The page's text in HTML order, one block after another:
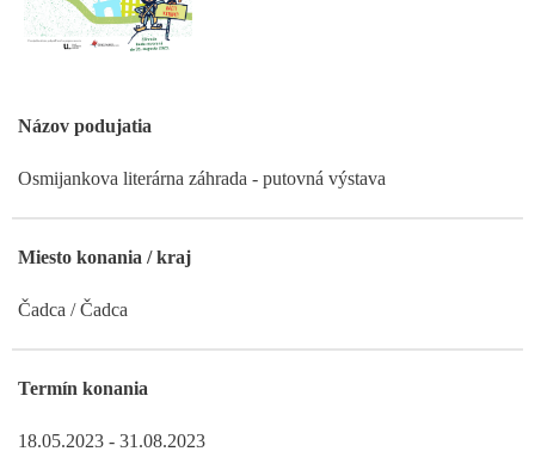
Názov podujatia
Osmijankova literárna záhrada - putovná výstava
Miesto konania / kraj
Čadca / Čadca
Termín konania
18.05.2023 - 31.08.2023